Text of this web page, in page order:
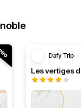
Dafy Trip
Les vertiges